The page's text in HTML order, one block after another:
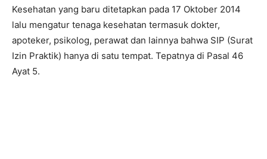
Kesehatan yang baru ditetapkan pada 17 Oktober 2014
lalu mengatur tenaga kesehatan termasuk dokter,
apoteker, psikolog, perawat dan lainnya bahwa SIP (Surat
Izin Praktik) hanya di satu tempat. Tepatnya di Pasal 46
Ayat 5.